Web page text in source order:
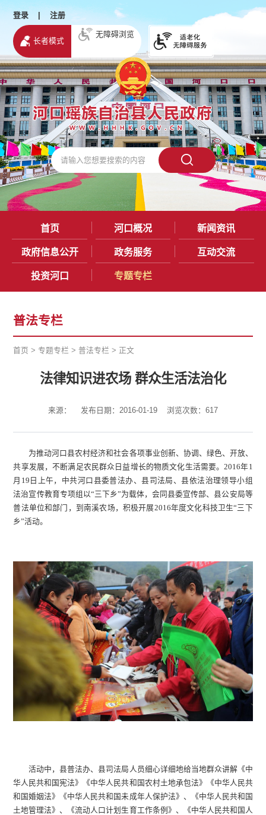
登录 | 注册
长者模式
无障碍浏览
首页 河口概况 新闻资讯
政府信息公开 政务服务 互动交流
投资河口 专题专栏
普法专栏
首页 >专题专栏 >普法专栏 > 正文
法律知识进农场 群众生活法治化
来源： 发布日期：2016-01-19 浏览次数： 617
为推动河口县农村经济和社会各项事业创新、协调、绿色、开放、
共享发展，不断满足农民群众日益增长的物质文化生活需要。2016年1
月19日上午，中共河口县委普法办、县司法局、县依法治理领导小组
法治宣传教育专项组以“三下乡”为载体，会同县委宣传部、县公安局等
普法单位和部门，到南溪农场，积极开展2016年度文化科技卫生“三下
乡”活动。
活动中，县普法办、县司法局人员细心详细地给当地群众讲解《中
华人民共和国宪法》《中华人民共和国农村土地承包法》《中华人民共
和国婚姻法》《中华人民共和国未成年人保护法》、《中华人民共和国
土地管理法》、《流动人口计划生育工作条例》、《中华人民共和国人